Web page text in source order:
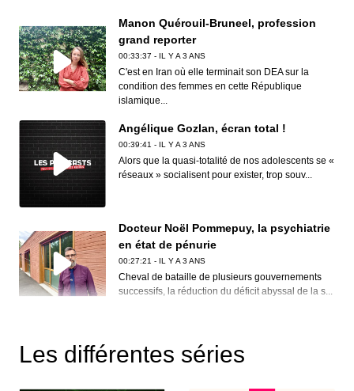
Manon Quérouil-Bruneel, profession
grand reporter
00:33:37 - IL Y A 3 ANS
C'est en Iran où elle terminait son DEA sur la
condition des femmes en cette République
islamique...
Angélique Gozlan, écran total !
00:39:41 - IL Y A 3 ANS
Alors que la quasi-totalité de nos adolescents se «
réseaux » socialisent pour exister, trop souv...
Docteur Noël Pommepuy, la psychiatrie
en état de pénurie
00:27:21 - IL Y A 3 ANS
Cheval de bataille de plusieurs gouvernements
successifs, la réduction du déficit abyssal de la s...
00:30:12 - IL Y A 3 ANS
Rendre visite à Clive Nolan dans son verdoyant
d...
Les différentes séries